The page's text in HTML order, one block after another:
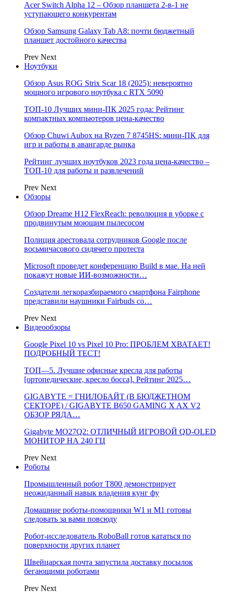
Acer Switch Alpha 12 – Обзор планшета 2-в-1 не
уступающего конкурентам
Обзор Samsung Galaxy Tab A8: почти бюджетный
планшет достойного качества
Prev Next
Ноутбуки
Обзор Asus ROG Strix Scar 18 (2025): невероятно
мощного игрового ноутбука с RTX 5090
ТОП-10 Лучших мини-ПК 2025 года: Рейтинг
компактных компьютеров цена-качество
Обзор Chuwi Aubox на Ryzen 7 8745HS: мини-ПК для
игр и работы в авангарде рынка
Рейтинг лучших ноутбуков 2023 года цена-качество –
ТОП-10 для работы и развлечений
Prev Next
Обзоры
Обзор Dreame H12 FlexReach: революция в уборке с
продвинутым моющим пылесосом
Полиция арестовала сотрудников Google после
восьмичасового сидячего протеста
Microsoft проведет конференцию Build в мае. На ней
покажут новые ИИ-возможности…
Создатели легкоразбираемого смартфона Fairphone
представили наушники Fairbuds со…
Prev Next
Видеообзоры
Google Pixel 10 vs Pixel 10 Pro: ПРОБЛЕМ ХВАТАЕТ!
ПОДРОБНЫЙ ТЕСТ!
ТОП—5. Лучшие офисные кресла для работы
[ортопедические, кресло босса]. Рейтинг 2025…
GIGABYTE = ГНИЛОБАЙТ (В БЮДЖЕТНОМ
СЕКТОРЕ) / GIGABYTE B650 GAMING X AX V2
ОБЗОР РЯДА…
Gigabyte MO27Q2: ОТЛИЧНЫЙ ИГРОВОЙ QD-OLED
МОНИТОР НА 240 ГЦ
Prev Next
Роботы
Промышленный робот Т800 демонстрирует
неожиданный навык владения кунг фу
Домашние роботы-помощники W1 и M1 готовы
следовать за вами повсюду
Робот-исследователь RoboBall готов кататься по
поверхности других планет
Швейцарская почта запустила доставку посылок
бегающими роботами
Prev Next